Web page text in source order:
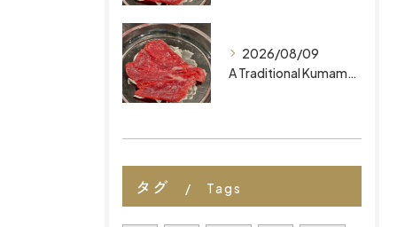
2026/08/09
A Traditional Kumamoto Dish: Basashi Looking for the Best Restaurants in Fukuoka? Discover Authentic, Additive-Free Omakase at MAIZURU KITCHEN
タグ Tags